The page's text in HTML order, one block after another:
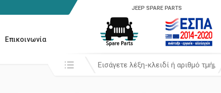
Επικοινωνία
JEEP SPARE PARTS
Αναζήτησή σε: